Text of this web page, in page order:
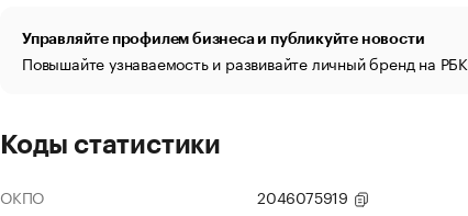
Управляйте профилем бизнеса и публикуйте новости
Повышайте узнаваемость и развивайте личный бренд на РБК
Коды статистики
ОКПО
2046075919